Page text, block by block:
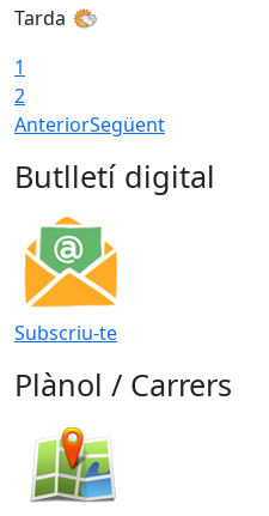
Tarda
1
2
AnteriorSegüent
Butlletí digital
Subscriu-te
Plànol / Carrers